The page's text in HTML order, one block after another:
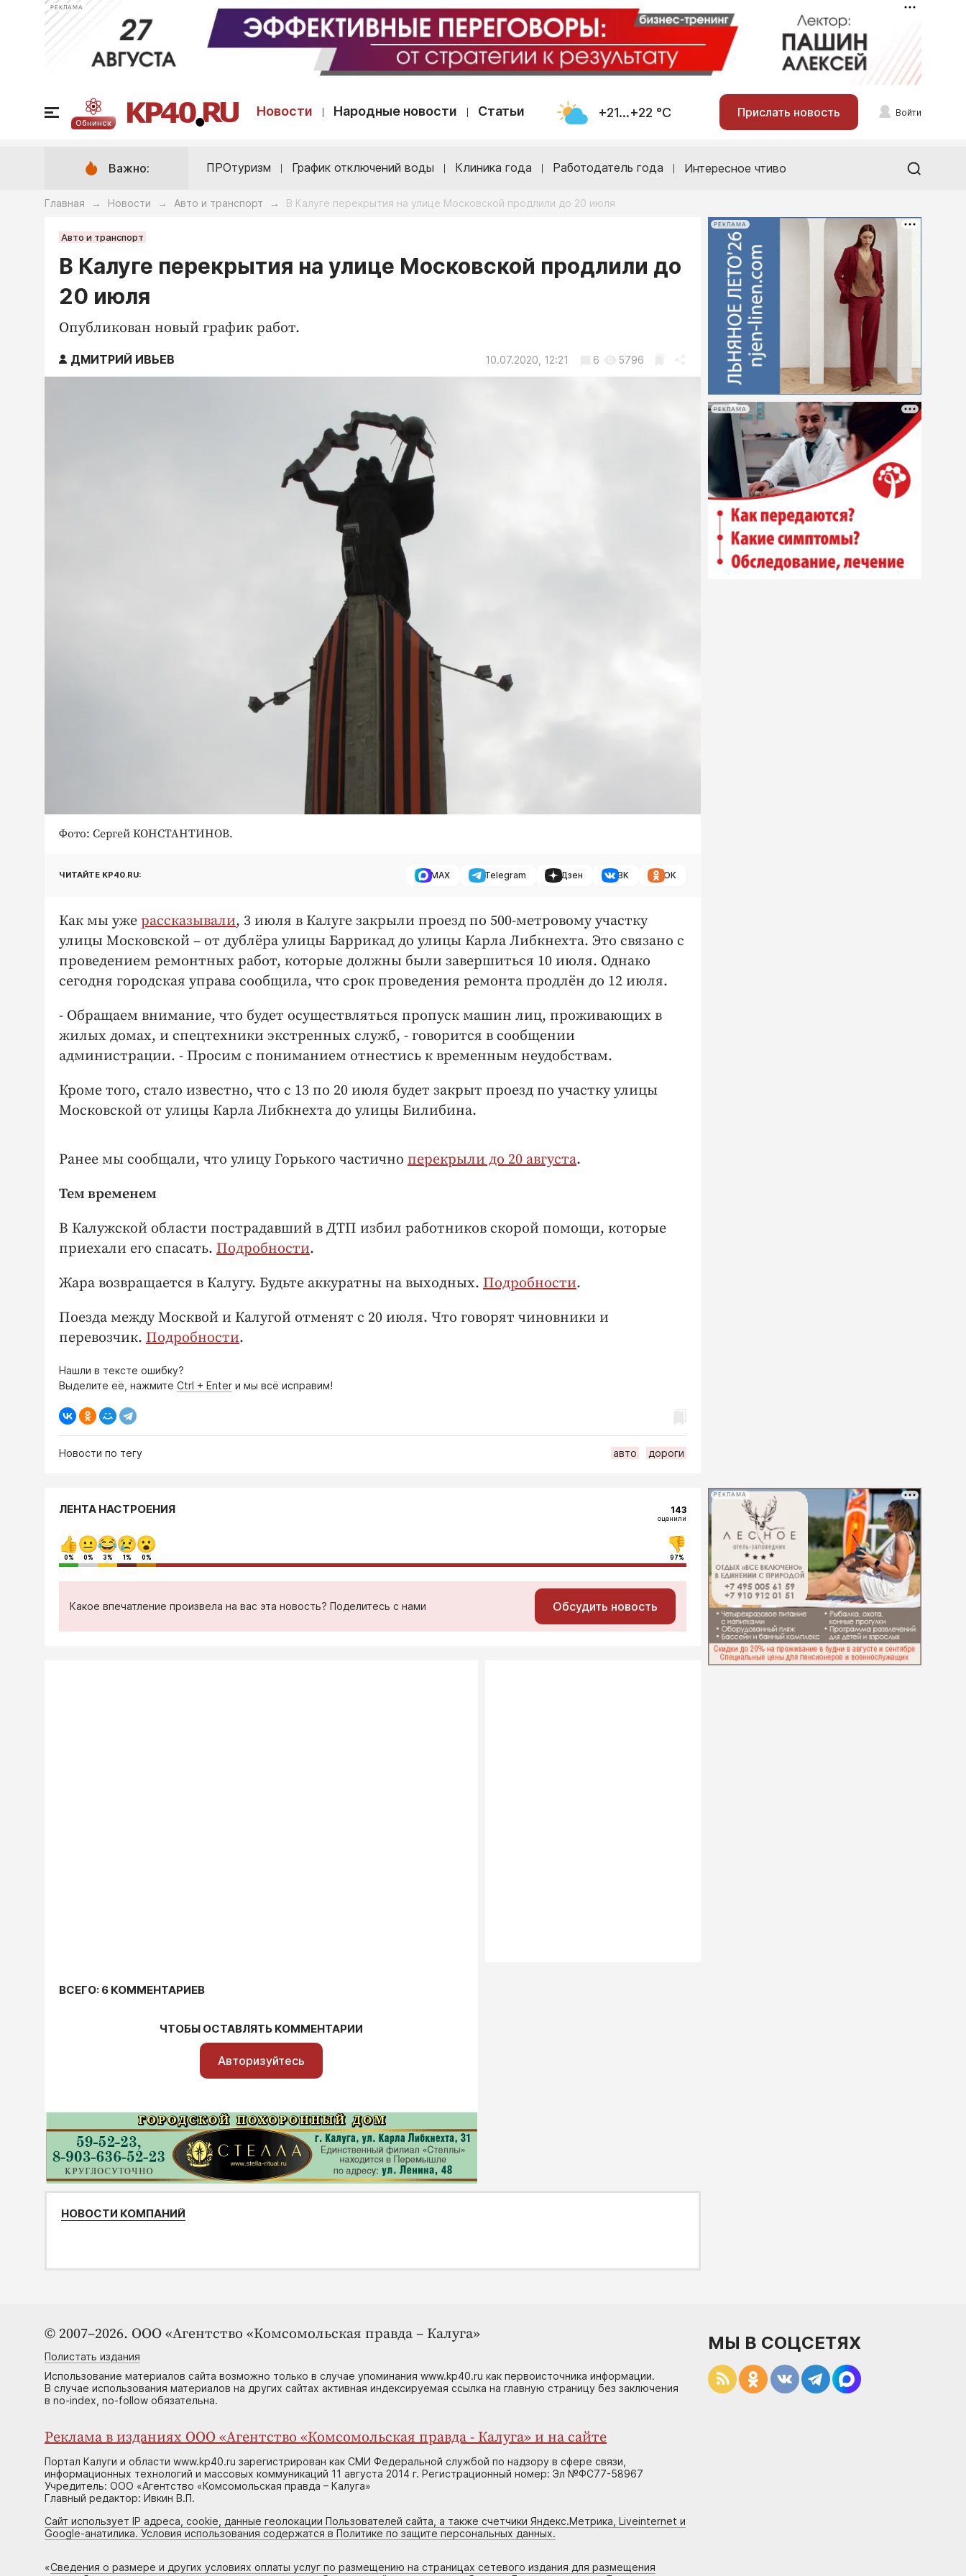
РЕКЛАМА
Обнинск
Новости Народные новости Статьи +21...+22 °С Прислать новость Войти
Важно: ПРОтуризм График отключений воды Клиника года Работодатель года Интересное чтиво
Главная → Новости → Авто и транспорт → В Калуге перекрытия на улице Московской продлили до 20 июля
Авто и транспорт
В Калуге перекрытия на улице Московской продлили до
20 июля
Опубликован новый график работ.
ДМИТРИЙ ИВЬЕВ 10.07.2020, 12:21 6 5796
Фото: Сергей КОНСТАНТИНОВ.
ЧИТАЙТЕ KP40.RU: MAX Telegram Дзен ВК ОК
Как мы уже рассказывали, 3 июля в Калуге закрыли проезд по 500-метровому участку
улицы Московской – от дублёра улицы Баррикад до улицы Карла Либкнехта. Это связано с
проведением ремонтных работ, которые должны были завершиться 10 июля. Однако
сегодня городская управа сообщила, что срок проведения ремонта продлён до 12 июля.
- Обращаем внимание, что будет осуществляться пропуск машин лиц, проживающих в
жилых домах, и спецтехники экстренных служб, - говорится в сообщении
администрации. - Просим с пониманием отнестись к временным неудобствам.
Кроме того, стало известно, что с 13 по 20 июля будет закрыт проезд по участку улицы
Московской от улицы Карла Либкнехта до улицы Билибина.
Ранее мы сообщали, что улицу Горького частично перекрыли до 20 августа.
Тем временем
В Калужской области пострадавший в ДТП избил работников скорой помощи, которые
приехали его спасать. Подробности.
Жара возвращается в Калугу. Будьте аккуратны на выходных. Подробности.
Поезда между Москвой и Калугой отменят с 20 июля. Что говорят чиновники и
перевозчик. Подробности.
Нашли в тексте ошибку?
Выделите её, нажмите Ctrl + Enter и мы всё исправим!
Новости по тегу авто дороги
РЕКЛАМА
РЕКЛАМА
ЛЕНТА НАСТРОЕНИЯ 143
оценили
0% 0% 3% 1% 0% 97%
Какое впечатление произвела на вас эта новость? Поделитесь с нами Обсудить новость
ВСЕГО: 6 КОММЕНТАРИЕВ
ЧТОБЫ ОСТАВЛЯТЬ КОММЕНТАРИИ
Авторизуйтесь
НОВОСТИ КОМПАНИЙ
РЕКЛАМА
© 2007–2026. ООО «Агентство «Комсомольская правда – Калуга»
Полистать издания
Использование материалов сайта возможно только в случае упоминания www.kp40.ru как первоисточника информации.
В случае использования материалов на других сайтах активная индексируемая ссылка на главную страницу без заключения
в no-index, no-follow обязательна.
Реклама в изданиях ООО «Агентство «Комсомольская правда - Калуга» и на сайте
Портал Калуги и области www.kp40.ru зарегистрирован как СМИ Федеральной службой по надзору в сфере связи,
информационных технологий и массовых коммуникаций 11 августа 2014 г. Регистрационный номер: Эл №ФС77-58967
Учредитель: ООО «Агентство «Комсомольская правда – Калуга»
Главный редактор: Ивкин В.П.
Сайт использует IP адреса, cookie, данные геолокации Пользователей сайта, а также счетчики Яндекс.Метрика, Liveinternet и
Google-анатилика. Условия использования содержатся в Политике по защите персональных данных.
«Сведения о размере и других условиях оплаты услуг по размещению на страницах сетевого издания для размещения
МЫ В СОЦСЕТЯХ